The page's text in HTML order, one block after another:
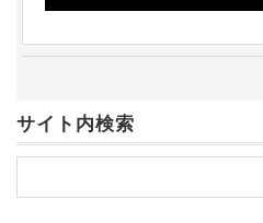
サイト内検索